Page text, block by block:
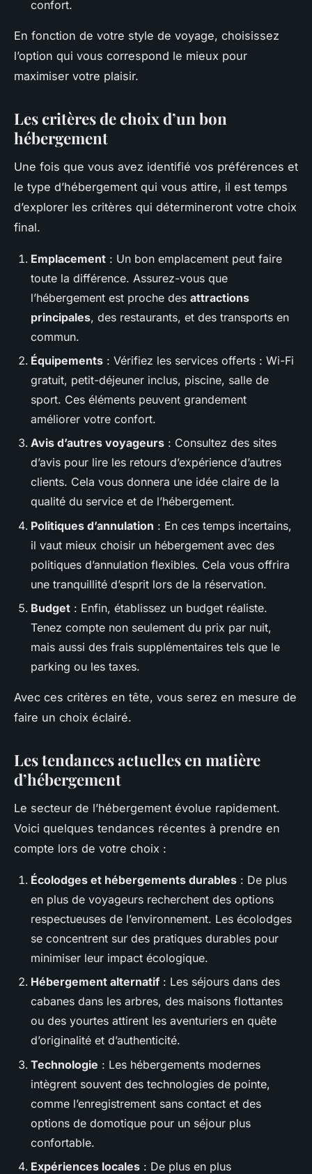
confort.
En fonction de votre style de voyage, choisissez
l’option qui vous correspond le mieux pour
maximiser votre plaisir.
Les critères de choix d’un bon
hébergement
Une fois que vous avez identifié vos préférences et
le type d’hébergement qui vous attire, il est temps
d’explorer les critères qui détermineront votre choix
final.
Emplacement : Un bon emplacement peut faire
toute la différence. Assurez-vous que
l’hébergement est proche des attractions
principales, des restaurants, et des transports en
commun.
Équipements : Vérifiez les services offerts : Wi-Fi
gratuit, petit-déjeuner inclus, piscine, salle de
sport. Ces éléments peuvent grandement
améliorer votre confort.
Avis d’autres voyageurs : Consultez des sites
d’avis pour lire les retours d’expérience d’autres
clients. Cela vous donnera une idée claire de la
qualité du service et de l’hébergement.
Politiques d’annulation : En ces temps incertains,
il vaut mieux choisir un hébergement avec des
politiques d’annulation flexibles. Cela vous offrira
une tranquillité d’esprit lors de la réservation.
Budget : Enfin, établissez un budget réaliste.
Tenez compte non seulement du prix par nuit,
mais aussi des frais supplémentaires tels que le
parking ou les taxes.
Avec ces critères en tête, vous serez en mesure de
faire un choix éclairé.
Les tendances actuelles en matière
d’hébergement
Le secteur de l’hébergement évolue rapidement.
Voici quelques tendances récentes à prendre en
compte lors de votre choix :
Écolodges et hébergements durables : De plus
en plus de voyageurs recherchent des options
respectueuses de l’environnement. Les écolodges
se concentrent sur des pratiques durables pour
minimiser leur impact écologique.
Hébergement alternatif : Les séjours dans des
cabanes dans les arbres, des maisons flottantes
ou des yourtes attirent les aventuriers en quête
d’originalité et d’authenticité.
Technologie : Les hébergements modernes
intègrent souvent des technologies de pointe,
comme l’enregistrement sans contact et des
options de domotique pour un séjour plus
confortable.
Expériences locales : De plus en plus